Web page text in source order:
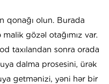
qonağı olun. Burada
gözəl otağımız var.
taxılandan sonra orada
dalma prosesini, ürək
getmənizi, yəni hər bir